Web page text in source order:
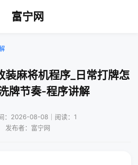
富宁网
装麻将机程序_日常打牌怎
牌节奏-程序讲解
：2026-08-08｜阅读：1
发布者：富宁网